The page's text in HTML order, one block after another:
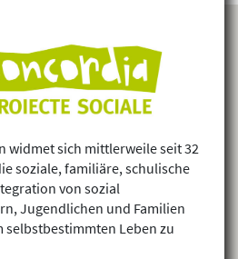
widmet sich mittlerweile seit 32
soziale, familiäre, schulische
von sozial
Jugendlichen und Familien
selbstbestimmten Leben zu